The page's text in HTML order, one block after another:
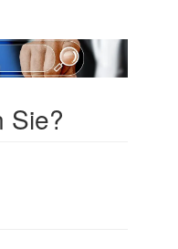
Sie?